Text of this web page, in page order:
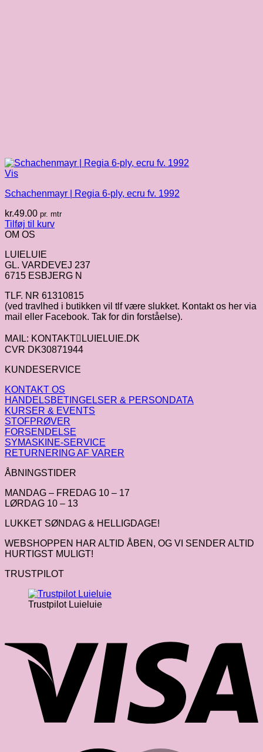
Vis
Schachenmayr | Regia 6-ply, ecru fv. 1992
kr.49.00 pr. mtr
Tilføj til kurv
OM OS
LUIELUIE
GL. VARDEVEJ 237
6715 ESBJERG N
TLF. NR 61310815
(ved travlhed i butikken vil tlf være slukket. Kontakt os her via
mail eller Facebook. Tak for din forståelse).
MAIL: KONTAKTLUIELUIE.DK
CVR DK30871944
KUNDESERVICE
KONTAKT OS
HANDELSBETINGELSER & PERSONDATA
KURSER & EVENTS
STOFPRØVER
FORSENDELSE
SYMASKINE-SERVICE
RETURNERING AF VARER
ÅBNINGSTIDER
MANDAG – FREDAG 10 – 17
LØRDAG 10 – 13
LUKKET SØNDAG & HELLIGDAGE!
WEBSHOPPEN HAR ALTID ÅBEN, OG VI SENDER ALTID
HURTIGST MULIGT!
TRUSTPILOT
Trustpilot Luieluie